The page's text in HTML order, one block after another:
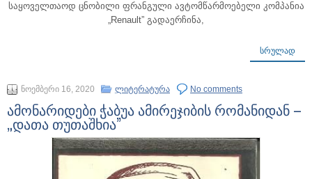
საყოველთაოდ ცნობილი ფრანგული ავტომწარმოებელი კომპანია
„Renault” გადაერჩინა,
ᲡᲠᲣᲚᲐᲓ
ნოემბერი 16, 2020 ლიტერატურა No comments
ამონარიდები ჭაბუა ამირეჯიბის რომანიდან –
„დათა თუთაშხია”